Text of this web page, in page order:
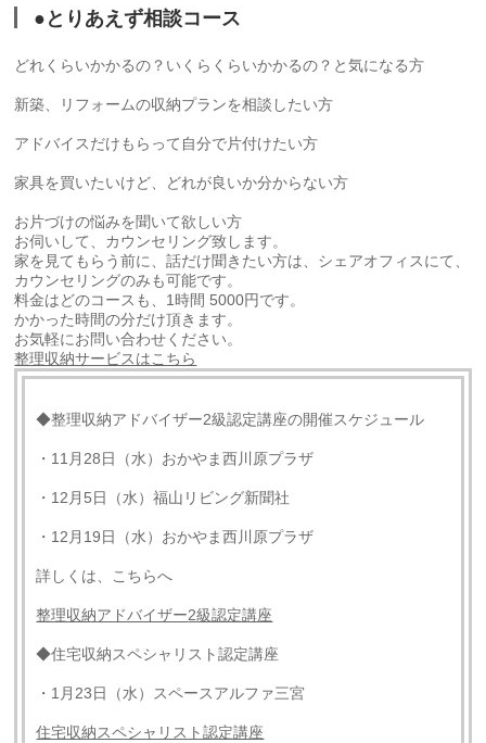
●とりあえず相談コース
どれくらいかかるの？いくらくらいかかるの？と気になる方
新築、リフォームの収納プランを相談したい方
アドバイスだけもらって自分で片付けたい方
家具を買いたいけど、どれが良いか分からない方
お片づけの悩みを聞いて欲しい方
お伺いして、カウンセリング致します。
家を見てもらう前に、話だけ聞きたい方は、シェアオフィスにて、
カウンセリングのみも可能です。
料金はどのコースも、1時間 5000円です。
かかった時間の分だけ頂きます。
お気軽にお問い合わせください。
整理収納サービスはこちら
◆整理収納アドバイザー2級認定講座の開催スケジュール
・11月28日（水）おかやま西川原プラザ
・12月5日（水）福山リビング新聞社
・12月19日（水）おかやま西川原プラザ
詳しくは、こちらへ
整理収納アドバイザー2級認定講座
◆住宅収納スペシャリスト認定講座
・1月23日（水）スペースアルファ三宮
住宅収納スペシャリスト認定講座